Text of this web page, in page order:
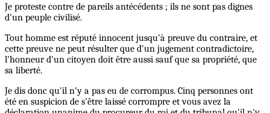
Je proteste contre de pareils antécédents ; ils ne sont pas dignes
d'un peuple civilisé.
Tout homme est réputé innocent jusqu'à preuve du contraire, et
cette preuve ne peut résulter que d'un jugement contradictoire,
l'honneur d'un citoyen doit être aussi sauf que sa propriété, que
sa liberté.
Je dis donc qu'il n'y a pas eu de corrompus. Cinq personnes ont
été en suspicion de s'être laissé corrompre et vous avez la